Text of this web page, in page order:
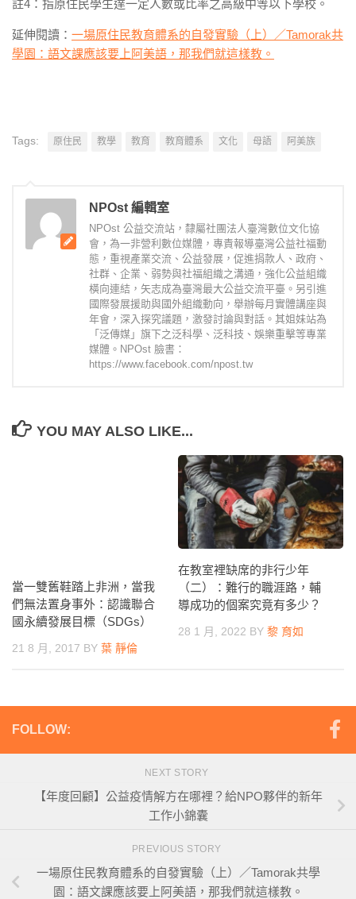
註4：指原住民學生達一定人數或比率之高級中等以下學校。
延伸閱讀： 一場原住民教育體系的自發實驗（上）／Tamorak共
學園：語文課應該要上阿美語，那我們就這樣教。
Tags: 原住民 教學 教育 教育體系 文化 母語 阿美族
NPOst 編輯室
NPOst 公益交流站，隸屬社團法人臺灣數位文化協
會，為一非營利數位媒體，專責報導臺灣公益社福動
態，重視產業交流、公益發展，促進捐款人、政府、
社群、企業、弱勢與社福組織之溝通，強化公益組織
橫向連結，矢志成為臺灣最大公益交流平臺。另引進
國際發展援助與國外組織動向，舉辦每月實體講座與
年會，深入探究議題，激發討論與對話。其姐妹站為
「泛傳媒」旗下之泛科學、泛科技、娛樂重擊等專業
媒體。NPOst 臉書：
https://www.facebook.com/npost.tw
YOU MAY ALSO LIKE...
當一雙舊鞋踏上非洲，當我
們無法置身事外：認識聯合
國永續發展目標（SDGs）
21 8 月, 2017 BY 葉 靜倫
在教室裡缺席的非行少年
（二）：難行的職涯路，輔
導成功的個案究竟有多少？
28 1 月, 2022 BY 黎 育如
FOLLOW:
NEXT STORY
【年度回顧】公益疫情解方在哪裡？給NPO夥伴的新年
工作小錦囊
PREVIOUS STORY
一場原住民教育體系的自發實驗（上）／Tamorak共學
園：語文課應該要上阿美語，那我們就這樣教。